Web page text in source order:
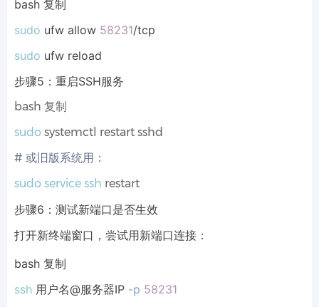
bash 复制
sudo ufw allow 58231
sudo ufw reload
步骤5：重启SSH服务
bash 复制
sudo
# 或旧版系统用：
sudo service ssh restart
步骤6：测试新端口是否生效
打开新终端窗口，尝试用新端口连接：
bash 复制
ssh 用户名@服务器IP -p 58231